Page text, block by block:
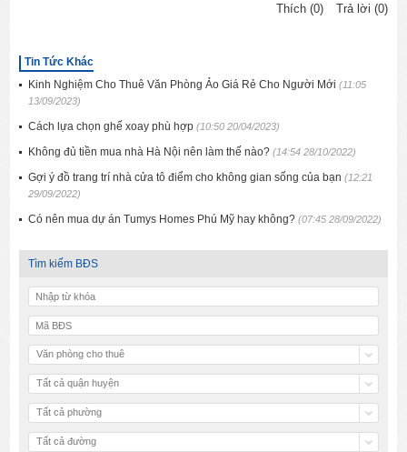
Thích (0)
Trả lời (0)
Tin Tức Khác
Kinh Nghiệm Cho Thuê Văn Phòng Ảo Giá Rẻ Cho Người Mới(11:05
13/09/2023)
Cách lựa chọn ghế xoay phù hợp(10:50 20/04/2023)
Không đủ tiền mua nhà Hà Nội nên làm thế nào?(14:54 28/10/2022)
Gợi ý đồ trang trí nhà cửa tô điểm cho không gian sống của bạn(12:21
29/09/2022)
Có nên mua dự án Tumys Homes Phú Mỹ hay không?(07:45 28/09/2022)
Tìm kiếm BĐS
Văn phòng cho thuê
Tất cả quận huyện
Tất cả phường
Tất cả đường